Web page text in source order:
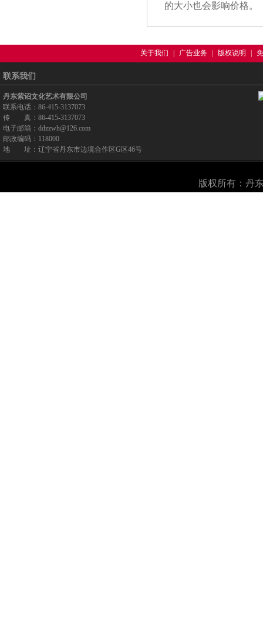
的大小也会影响价格。
关于我们 广告业务 版权说明
联系我们
丹东紫诏文化艺术有限公司
联系电话：86-415-3137073
传 真：86-415-3137073
电子邮箱：ddzzwh@126.com
邮政编码：118000
地 址：辽宁省丹东市边境合作区G区46号
版权所有：